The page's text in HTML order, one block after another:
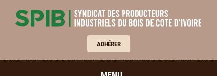
ADHÉRER